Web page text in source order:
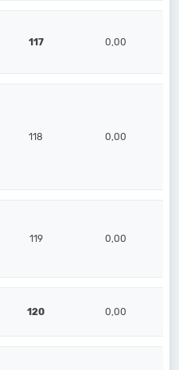
117 0,00
118 0,00
119 0,00
120 0,00